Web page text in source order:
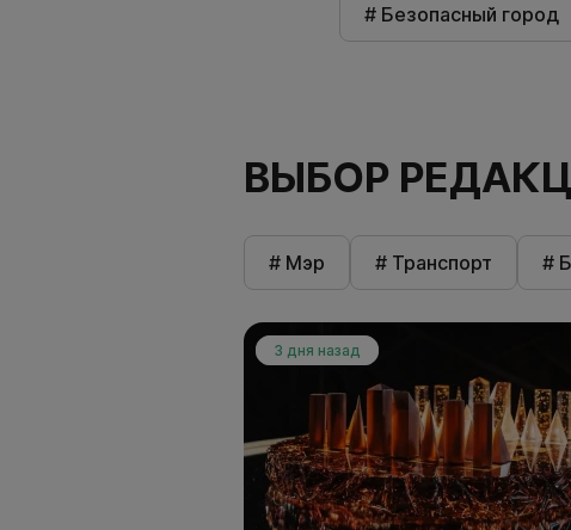
# Безопасный город
ВЫБОР
# Мэр # Транспорт #
3 дня назад